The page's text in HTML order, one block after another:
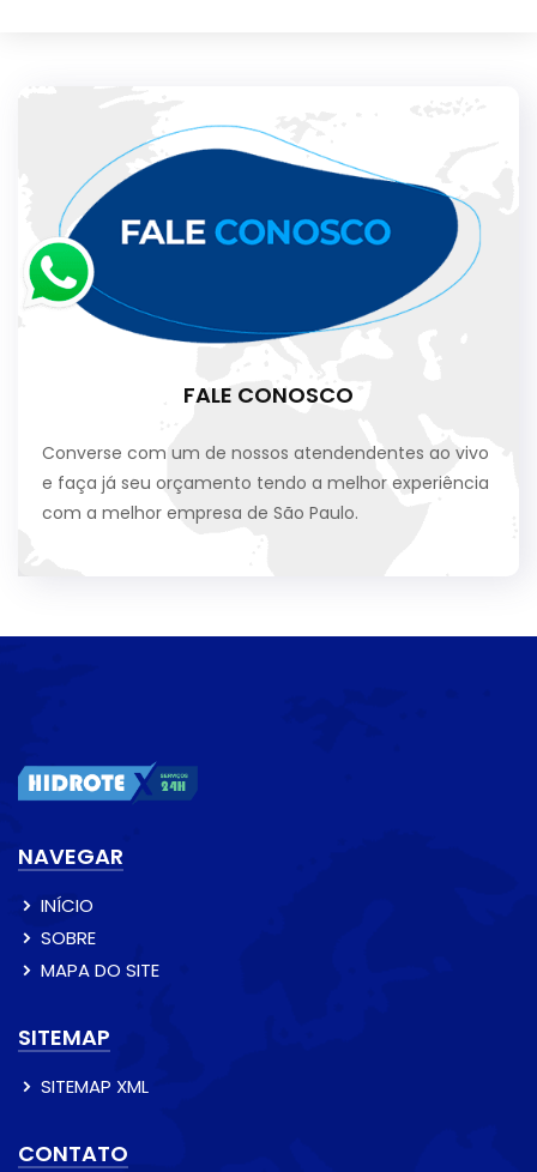
FALE CONOSCO
Converse com um de nossos atendendentes ao vivo
e faça já seu orçamento tendo a melhor experiência
com a melhor empresa de São Paulo.
NAVEGAR
INÍCIO
SOBRE
MAPA DO SITE
SITEMAP
SITEMAP XML
CONTATO